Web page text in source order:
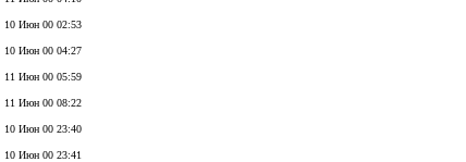
10 Июн 00 02:53
10 Июн 00 04:27
11 Июн 00 05:59
11 Июн 00 08:22
10 Июн 00 23:40
10 Июн 00 23:41